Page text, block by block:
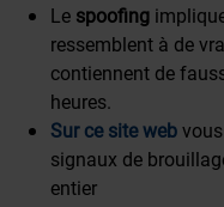
Le spoofing
ressemblent à de
contiennent de
heures.
Sur ce site web
signaux de
entier